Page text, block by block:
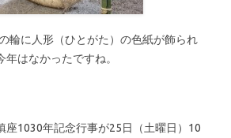
輪に人形（ひとがた）の色紙が飾られ
はなかったですね。
座1030年記念行事が25日（土曜日）10